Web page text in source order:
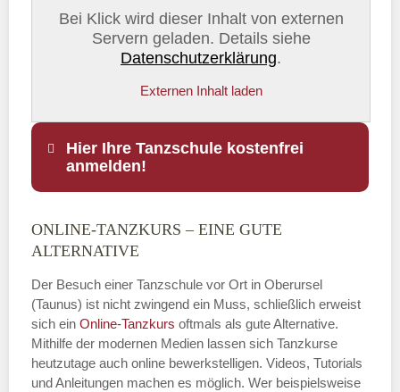
Bei Klick wird dieser Inhalt von externen
Servern geladen. Details siehe
Datenschutzerklärung.
Externen Inhalt laden
Hier Ihre Tanzschule kostenfrei
anmelden!
Name
E-Mail*
ONLINE-TANZKURS – EINE GUTE
ALTERNATIVE
Der Besuch einer Tanzschule vor Ort in Oberursel
(Taunus) ist nicht zwingend ein Muss, schließlich erweist
sich ein Online-Tanzkurs oftmals als gute Alternative.
Mithilfe der modernen Medien lassen sich Tanzkurse
heutzutage auch online bewerkstelligen. Videos, Tutorials
und Anleitungen machen es möglich. Wer beispielsweise